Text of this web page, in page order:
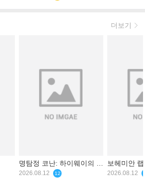
더보기
명탐정 코난: 하이웨이의 타
천사
2026.08.12 12
보헤미안
2026.08.12